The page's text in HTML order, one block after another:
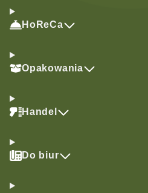
HoReCa
Opakowania
Handel
Do biur